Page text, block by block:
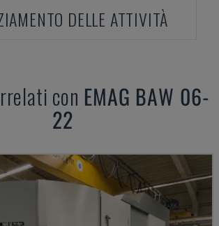
DELLE ATTIVITÀ
con EMAG BAW 06-
22